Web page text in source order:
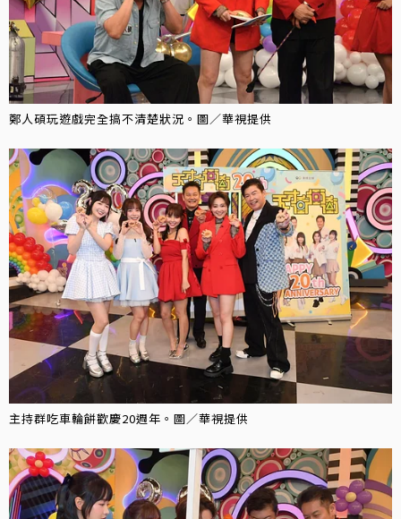
鄭人碩玩遊戲完全搞不清楚狀況。圖／華視提供
主持群吃車輪餅歡慶20週年。圖／華視提供